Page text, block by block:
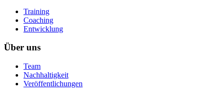
Training
Coaching
Entwicklung
Über uns
Team
Nachhaltigkeit
Veröffentlichungen